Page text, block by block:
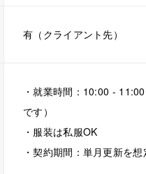
有（クライアント先）
・就業時間：10:00 -
です）
・服装は私服OK
・契約期間：単月更新を想